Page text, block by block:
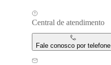
Central de atendimento
Fale conosco por telefone